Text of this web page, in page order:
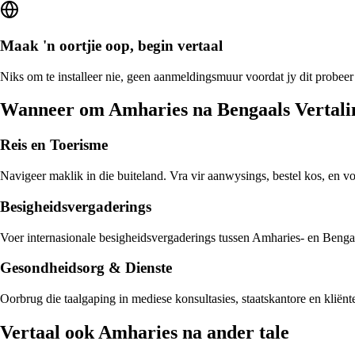
Maak 'n oortjie oop, begin vertaal
Niks om te installeer nie, geen aanmeldingsmuur voordat jy dit
Wanneer om Amharies na Bengaals
Reis en Toerisme
Navigeer maklik in die buiteland. Vra vir aanwysings, bestel kos, en
Besigheidsvergaderings
Voer internasionale besigheidsvergaderings tussen Amharies- en
Gesondheidsorg & Dienste
Oorbrug die taalgaping in mediese konsultasies, staatskantore en
Vertaal ook Amharies na ander tale